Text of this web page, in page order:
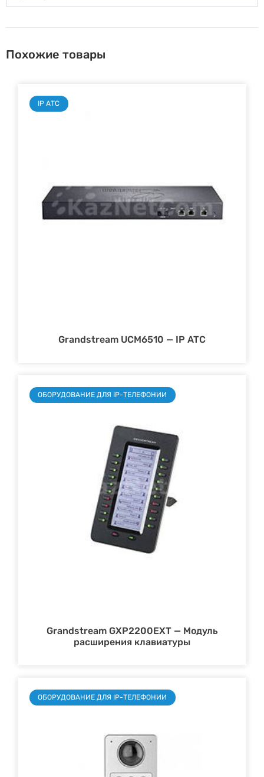
Похожие товары
IP АТС
Grandstream UCM6510 — IP ATC
ОБОРУДОВАНИЕ ДЛЯ IP-ТЕЛЕФОНИИ
Grandstream GXP2200EXT — Модуль
расширения клавиатуры
ОБОРУДОВАНИЕ ДЛЯ IP-ТЕЛЕФОНИИ